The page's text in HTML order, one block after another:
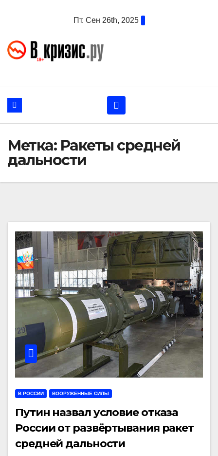
Пт. Сен 26th, 2025
Метка: Ракеты средней
дальности
В РОССИИ ВООРУЖЁННЫЕ СИЛЫ
Путин назвал условие отказа
России от развёртывания ракет
средней дальности